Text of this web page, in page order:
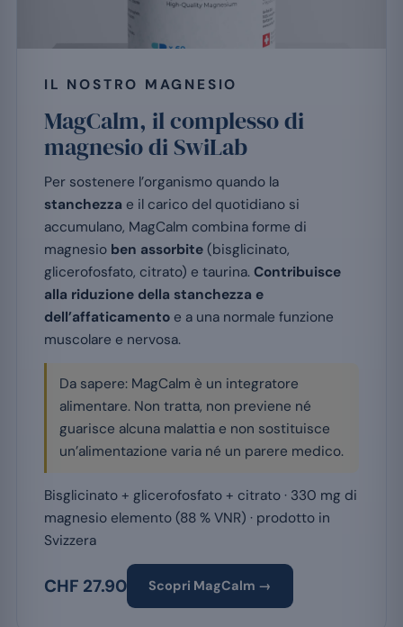
IL NOSTRO MAGNESIO
MagCalm, il complesso di
magnesio di SwiLab
Per sostenere l’organismo quando la
stanchezza e il carico del quotidiano si
accumulano, MagCalm combina forme di
magnesio ben assorbite (bisglicinato,
glicerofosfato, citrato) e taurina. Contribuisce
alla riduzione della stanchezza e
dell’affaticamento e a una normale funzione
muscolare e nervosa.
Da sapere: MagCalm è un integratore
alimentare. Non tratta, non previene né
guarisce alcuna malattia e non sostituisce
un’alimentazione varia né un parere medico.
Bisglicinato + glicerofosfato + citrato · 330 mg di
magnesio elemento (88 % VNR) · prodotto in
Svizzera
CHF 27.90 Scopri MagCalm →